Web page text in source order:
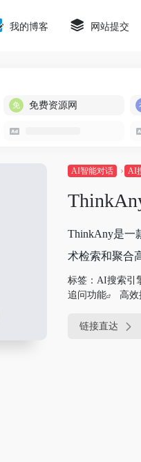
我的博客 网站提交
免费资源网
AI智能对话 AI
ThinkAny是一
术检索和聚合
标签： AI搜索引
追问功能
高效
链接直达